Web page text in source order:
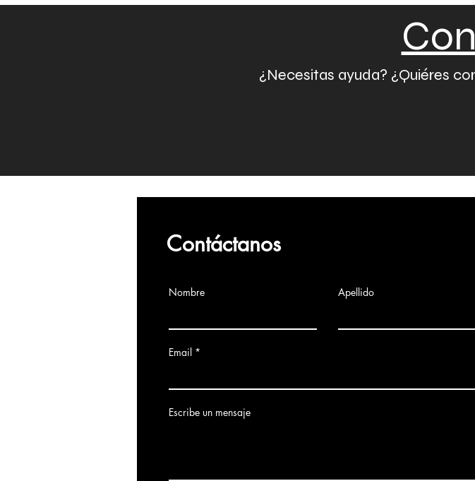
¿Necesitas ayuda? ¿Quiéres
Contáctanos
Nombre Apellido
Email
Escribe un mensaje